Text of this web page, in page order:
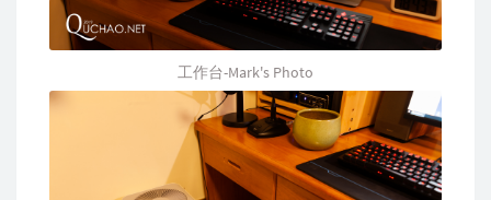
工作台-Mark's Photo